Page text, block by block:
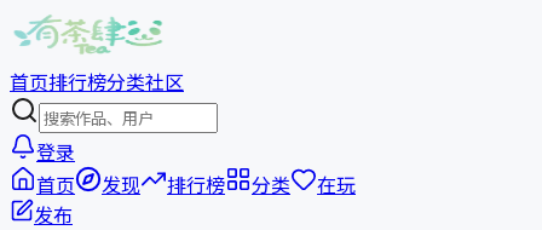
首页排行榜分类社区
登录
首页
发现 排行榜 分类
在玩
发布